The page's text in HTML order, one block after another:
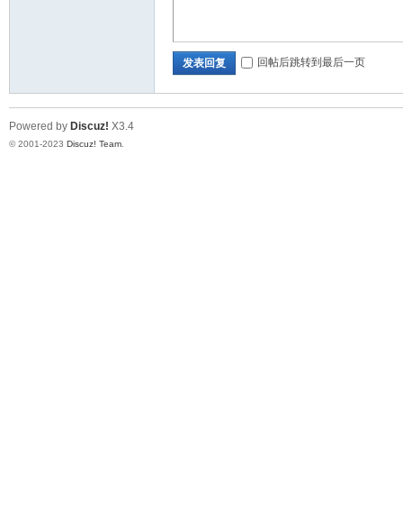
发表回复 回帖后跳转到最后一页
Powered by Discuz! X3.4
© 2001-2023 Discuz! Team